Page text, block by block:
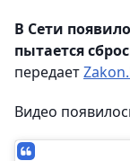
В Сети
пытается
передает
Видео